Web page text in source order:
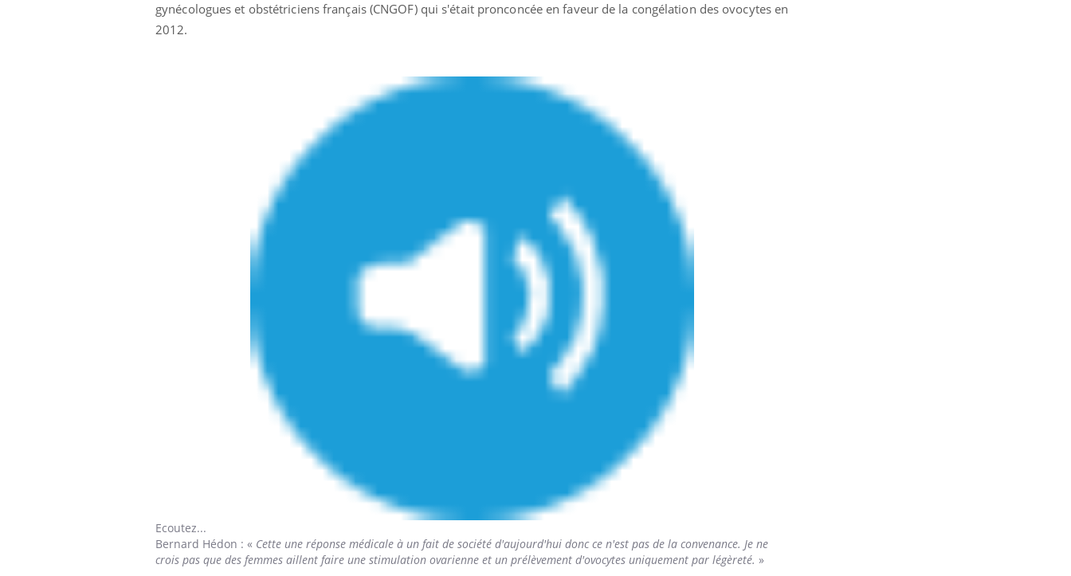
gynécologues et obstétriciens français (CNGOF) qui s'était pronconcée en faveur de la congélation des ovocytes en
2012.
Ecoutez...
Bernard Hédon : « Cette une réponse médicale à un fait de société d'aujourd'hui donc ce n'est pas de la convenance. Je ne
crois pas que des femmes aillent faire une stimulation ovarienne et un prélèvement d'ovocytes uniquement par légèreté. »